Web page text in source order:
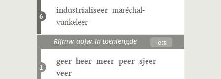
6
industrialiseer maréchal-
vunkeleer
Rijmw. aofw. in toenlengde -eːʀ
1
geer heer meer peer sjeer
veer